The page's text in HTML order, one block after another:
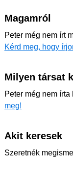
Magamról
Peter még nem írt
Kérd meg, hogy
Milyen társat
Peter még nem
meg!
Akit keresek
Szeretnék